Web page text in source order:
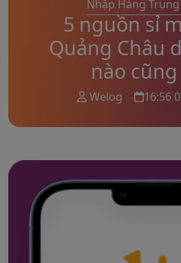
Nhập Hàng
5 nguồn sỉ
Quảng Châu
nào
Welog 16:56